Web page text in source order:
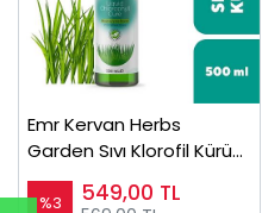
Emr Kervan Herbs
Garden Sıvı Klorofil Kürü
500mL
%3 549,00 TL